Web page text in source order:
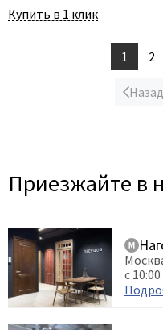
Купить в 1 клик
Назад
1 2
Приезжайте в
с